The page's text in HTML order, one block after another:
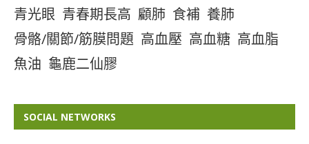
青光眼 青春期長高 顧肺 食補 養肺
骨骼/關節/筋膜問題 高血壓 高血糖 高血脂
魚油 龜鹿二仙膠
SOCIAL NETWORKS